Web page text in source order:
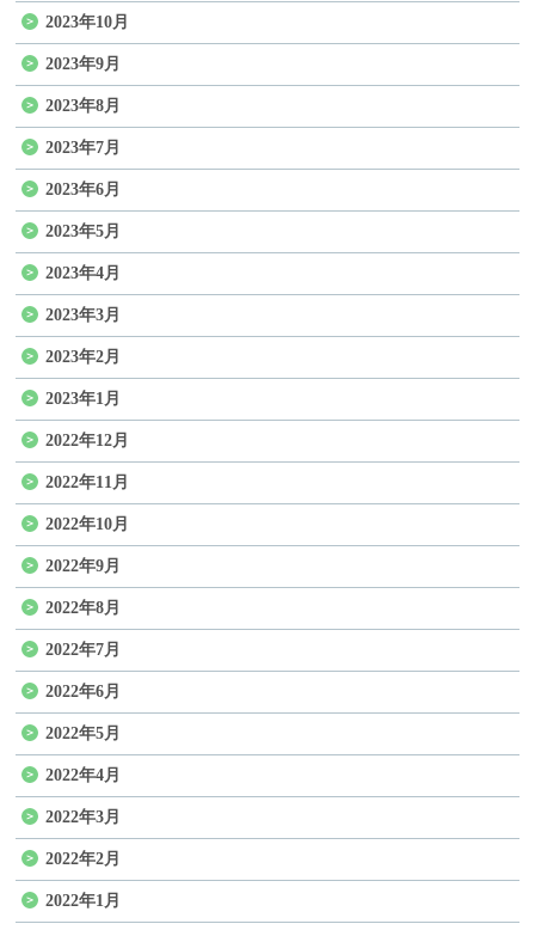
2023年10月
2023年9月
2023年8月
2023年7月
2023年6月
2023年5月
2023年4月
2023年3月
2023年2月
2023年1月
2022年12月
2022年11月
2022年10月
2022年9月
2022年8月
2022年7月
2022年6月
2022年5月
2022年4月
2022年3月
2022年2月
2022年1月